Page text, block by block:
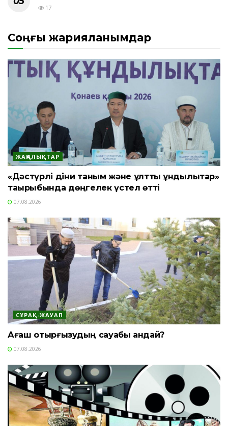
17
Соңғы жарияланымдар
ЖАҢАЛЫҚТАР
«Дәстүрлі діни таным және ұлттық құндылықтар»
тақырыбында дөңгелек үстел өтті
07.08.2026
СҰРАҚ-ЖАУАП
Ағаш отырғызудың сауабы қандай?
07.08.2026